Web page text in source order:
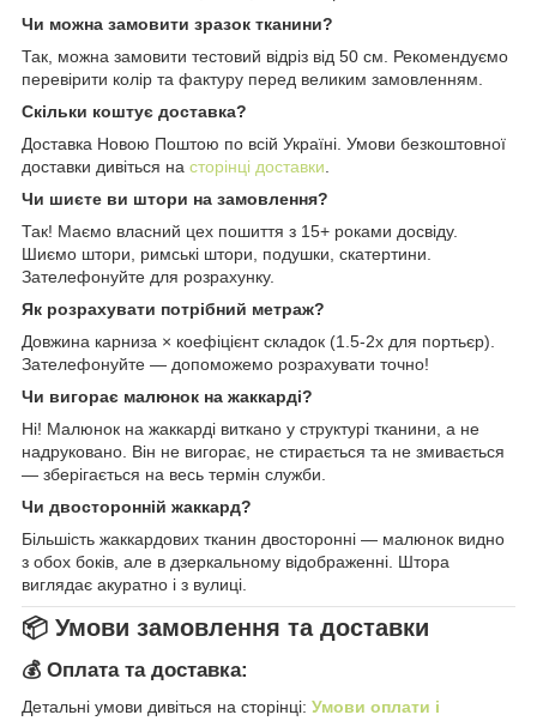
Чи можна замовити зразок тканини?
Так, можна замовити тестовий відріз від 50 см. Рекомендуємо
перевірити колір та фактуру перед великим замовленням.
Скільки коштує доставка?
Доставка Новою Поштою по всій Україні. Умови безкоштовної
доставки дивіться на сторінці доставки.
Чи шиєте ви штори на замовлення?
Так! Маємо власний цех пошиття з 15+ роками досвіду.
Шиємо штори, римські штори, подушки, скатертини.
Зателефонуйте для розрахунку.
Як розрахувати потрібний метраж?
Довжина карниза × коефіцієнт складок (1.5-2x для портьєр).
Зателефонуйте — допоможемо розрахувати точно!
Чи вигорає малюнок на жаккарді?
Ні! Малюнок на жаккарді виткано у структурі тканини, а не
надруковано. Він не вигорає, не стирається та не змивається
— зберігається на весь термін служби.
Чи двосторонній жаккард?
Більшість жаккардових тканин двосторонні — малюнок видно
з обох боків, але в дзеркальному відображенні. Штора
виглядає акуратно і з вулиці.
📦 Умови замовлення та доставки
💰 Оплата та доставка:
Детальні умови дивіться на сторінці: Умови оплати і